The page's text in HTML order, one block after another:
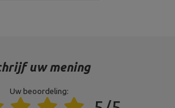
MARBO Ulikowski
Komandytowa
Adres:
Land: Poland
uw mening
Uw beoordeling: